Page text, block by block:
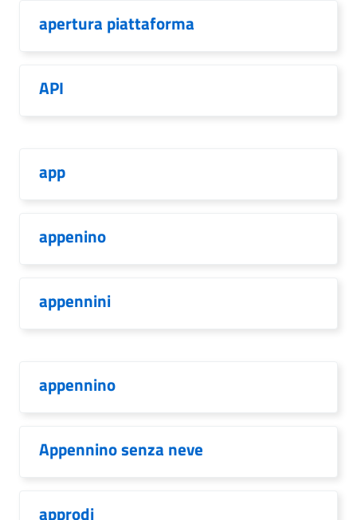
apertura piattaforma
API
app
appenino
appennini
appennino
Appennino senza neve
approdi